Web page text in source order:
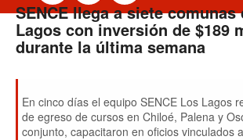
SENCE llega a siete comunas
Lagos con inversión de $189
durante la última semana
En cinco días el equipo SENCE Los Lagos
de egreso de cursos en Chiloé, Palena y
conjunto, capacitaron en oficios vinculados